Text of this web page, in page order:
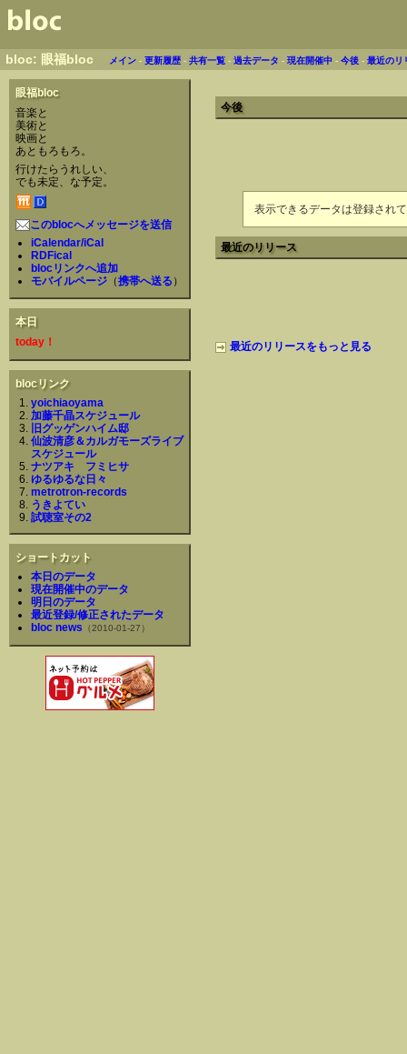
bloc: 眼福bloc メイン -更新履歴 -共有一覧 -過去データ -現在開催中 -今後 -最近のリ
眼福bloc
音楽と
美術と
映画と
あともろもろ。
行けたらうれしい、
でも未定、な予定。
このblocへメッセージを送信
iCalendar/iCal
RDFical
blocリンクへ追加
モバイルページ（携帯へ送る ）
本日
today！
blocリンク
yoichiaoyama
加藤千晶スケジュール
旧グッゲンハイム邸
仙波清彦＆カルガモーズライブ
スケジュール
ナツアキ フミヒサ
ゆるゆるな日々
metrotron-records
うきよてい
試聴室その2
ショートカット
本日のデータ
現在開催中のデータ
明日のデータ
最近登録/修正されたデータ
bloc news （2010-01-27）
今後
表示できるデータは登録され
最近のリリース
最近のリリースをもっと見る